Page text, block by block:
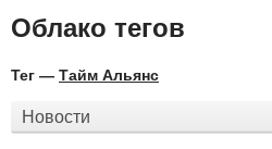
Облако тегов
Тег — Тайм Альянс
Новости